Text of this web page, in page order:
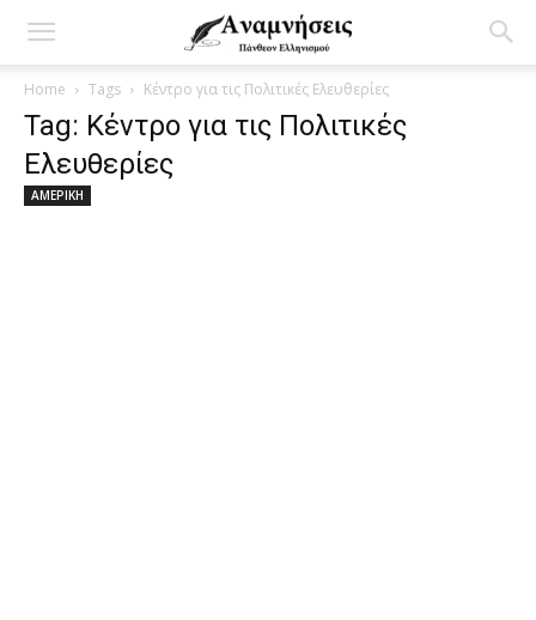
Home Tags Κέντρο για τις Πολιτικές Ελευθερίες
Tag: Κέντρο για τις Πολιτικές
Ελευθερίες
ΑΜΕΡΙΚΗ